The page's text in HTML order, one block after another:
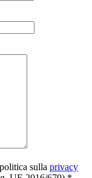
sulla privacy